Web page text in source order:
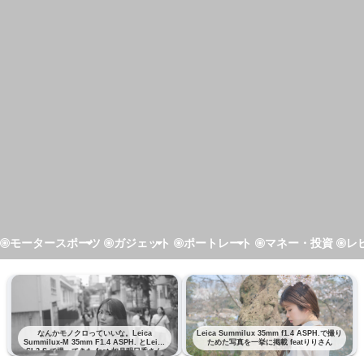
モータースポーツ ガジェット ポートレート マネー・投資 レ
なんかモノクロっていいな。Leica
Summilux-M 35mm F1.4 ASPH. とLeica
SL2-S で撮ってきた feat 如月明日香さん
Leica Summilux 35mm f1.4 ASPH.で撮り
ためた写真を一挙に掲載 featりりさん